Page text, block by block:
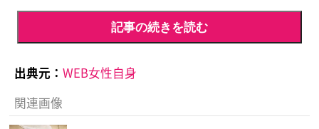
記事の続きを読む
出典元： WEB女性自身
関連画像